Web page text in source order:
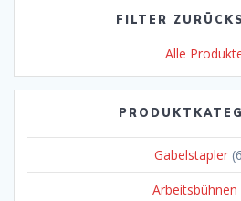
FILTER
Alle
Gabelstapler
Arbeitsbühnen